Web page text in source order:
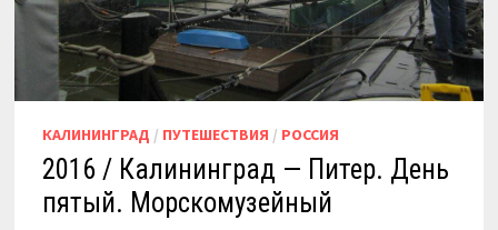
КАЛИНИНГРАД / ПУТЕШЕСТВИЯ / РОССИЯ
2016 / Калининград — Питер. День
пятый. Морскомузейный